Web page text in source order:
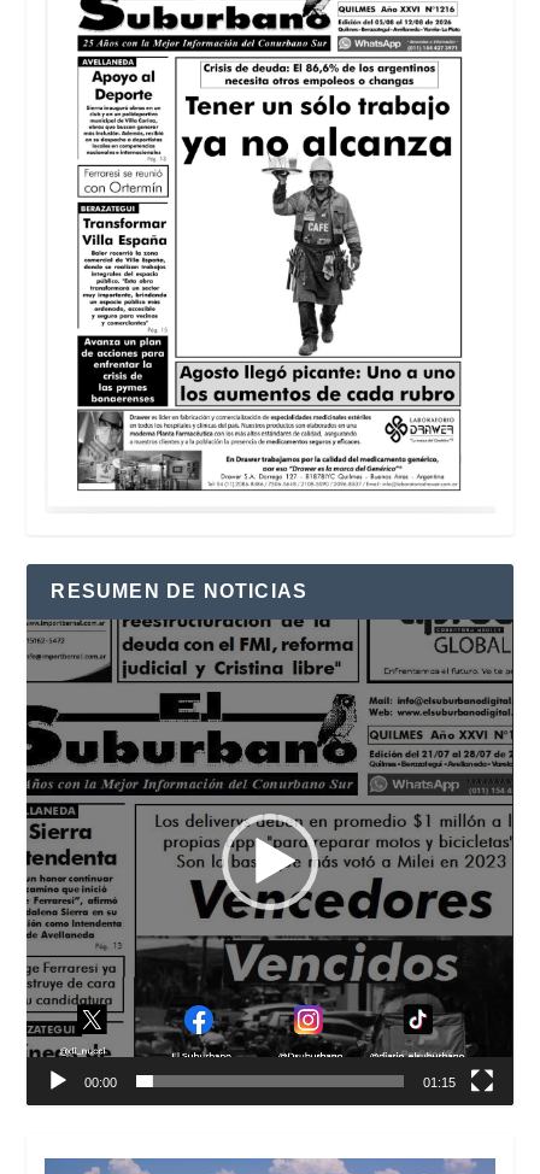
RESUMEN DE NOTICIAS
Reproductor
de
vídeo
00:00 01:15